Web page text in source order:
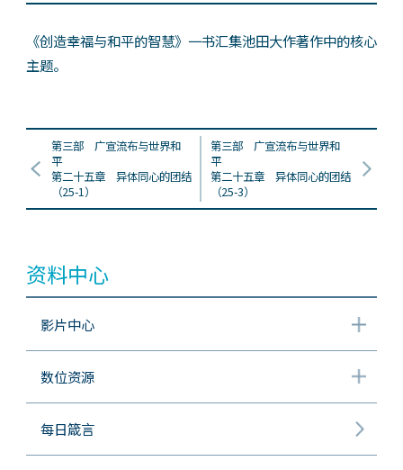
《创造幸福与和平的智慧》一书汇集池田大作著作中的核心
主题。
第三部 广宣流布与世界和
平
第二十五章 异体同心的团结
（25-1）
第三部 广宣流布与世界和
平
第二十五章 异体同心的团结
（25-3）
资料中心
影片中心
数位资源
每日箴言